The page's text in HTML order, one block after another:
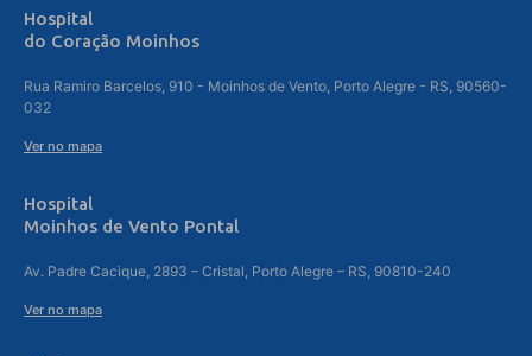
Hospital
do Coração Moinhos
Rua Ramiro Barcelos, 910 - Moinhos de Vento, Porto Alegre - RS, 90560-
032
Ver no mapa
Hospital
Moinhos de Vento Pontal
Av. Padre Cacique, 2893 – Cristal, Porto Alegre – RS, 90810-240
Ver no mapa